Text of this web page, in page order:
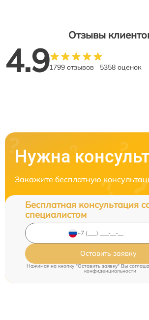
Отзывы
4.91799 отзывов 5358 оценок
Нужна
Закажите бесплатную
Бесплатная консультация
специалистом
Оставить заявку
Нажимая на кнопку "Оставить заявку" Вы
конфиденциальности